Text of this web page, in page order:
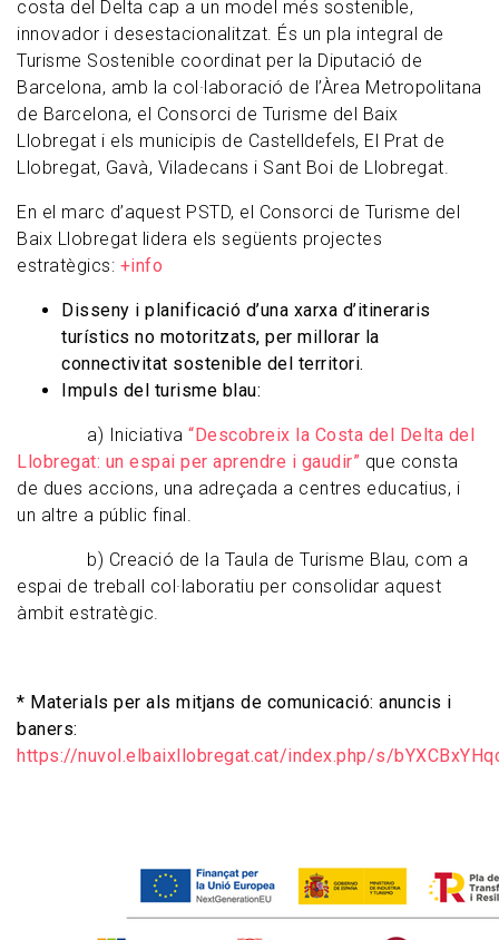
costa del Delta cap a un model més sostenible,
innovador i desestacionalitzat. És un pla integral de
Turisme Sostenible coordinat per la Diputació de
Barcelona, amb la col·laboració de l’Àrea Metropolitana
de Barcelona, el Consorci de Turisme del Baix
Llobregat i els municipis de Castelldefels, El Prat de
Llobregat, Gavà, Viladecans i Sant Boi de Llobregat.
En el marc d’aquest PSTD, el Consorci de Turisme del
Baix Llobregat lidera els següents projectes
estratègics: +info
Disseny i planificació d’una xarxa d’itineraris
turístics no motoritzats, per millorar la
connectivitat sostenible del territori.
Impuls del turisme blau:
a) Iniciativa “Descobreix la Costa del Delta del
Llobregat: un espai per aprendre i gaudir” que consta
de dues accions, una adreçada a centres educatius, i
un altre a públic final.
b) Creació de la Taula de Turisme Blau, com a
espai de treball col·laboratiu per consolidar aquest
àmbit estratègic.
* Materials per als mitjans de comunicació: anuncis i
baners:
https://nuvol.elbaixllobregat.cat/index.php/s/